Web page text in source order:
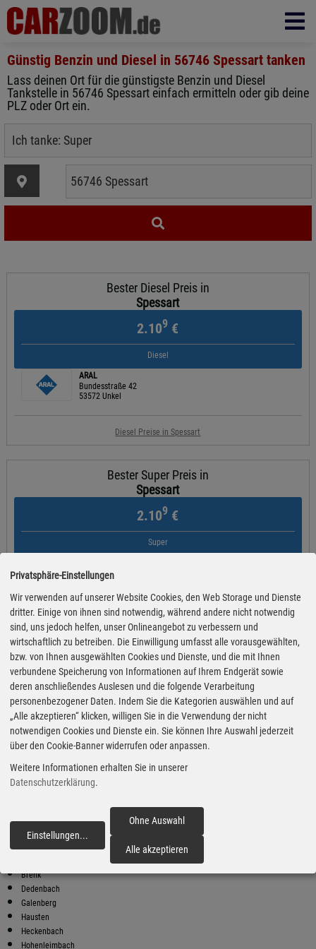
Günstig Benzin und Diesel in 56746 Spessart tanken
Lass deinen Ort für die günstigste Benzin und Diesel
Tankstelle in 56746 Spessart einfach ermitteln oder gib deine
PLZ oder Ort ein.
Bester Diesel Preis in
Spessart
2.109 €
Diesel
ARAL
Bundesstraße 42
53572 Unkel
Diesel Preise in Spessart
Bester Super Preis in
Spessart
2.109 €
Super
Umgehungsstraße 6
53572 Unkel
Super Preise in Spessart
Bester Super E10 Preis in
Spessart
2.049€
Super E10
MHT
56736 Kottenheim
Super E10 Preise in Spessart
Preiswerter tanken - finden Sie die günstigsten Benzin und Diesel
Preise in Ihrer Stadt
Brenk
Dedenbach
Galenberg
Hausten
Heckenbach
Hohenleimbach
Privatsphäre-Einstellungen
Wir verwenden auf unserer Website Cookies, den Web Storage und Dienste
dritter. Einige von ihnen sind notwendig, während andere nicht notwendig
sind, uns jedoch helfen, unser Onlineangebot zu verbessern und
wirtschaftlich zu betreiben. Die Einwilligung umfasst alle vorausgewählten,
bzw. von Ihnen ausgewählten Cookies und Dienste, und die mit Ihnen
verbundene Speicherung von Informationen auf Ihrem Endgerät sowie
deren anschließendes Auslesen und die folgende Verarbeitung
personenbezogener Daten. Indem Sie die Kategorien auswählen und auf
„Alle akzeptieren“ klicken, willigen Sie in die Verwendung der nicht
notwendigen Cookies und Dienste ein. Sie können Ihre Auswahl jederzeit
über den Cookie-Banner widerrufen oder anpassen.
Weitere Informationen erhalten Sie in unserer
Datenschutzerklärung.
Einstellungen...
Ohne Auswahl
Alle akzeptieren